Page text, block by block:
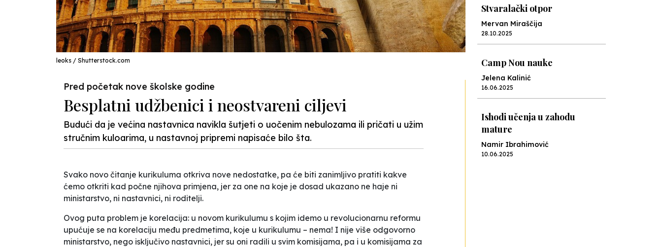
leoks / Shutterstock.com
Pred početak nove školske godine
Besplatni udžbenici i neostvareni ciljevi
Budući da je većina nastavnica navikla šutjeti o uočenim nebulozama ili pričati u užim
stručnim kuloarima, u nastavnoj pripremi napisaće bilo šta.
Svako novo čitanje kurikuluma otkriva nove nedostatke, pa će biti zanimljivo pratiti kakve
ćemo otkriti kad počne njihova primjena, jer za one na koje je dosad ukazano ne haje ni
ministarstvo, ni nastavnici, ni roditelji.
Ovog puta problem je korelacija: u novom kurikulumu s kojim idemo u revolucionarnu reformu
upućuje se na korelaciju među predmetima, koje u kurikulumu – nema! I nije više odgovorno
ministarstvo, nego isključivo nastavnici, jer su oni radili u svim komisijama, pa i u komisijama za
Stvaralački otpor
Mervan Miraščija
28.10.2025
Camp Nou nauke
Jelena Kalinić
16.06.2025
Ishodi učenja u zahodu
mature
Namir Ibrahimović
10.06.2025